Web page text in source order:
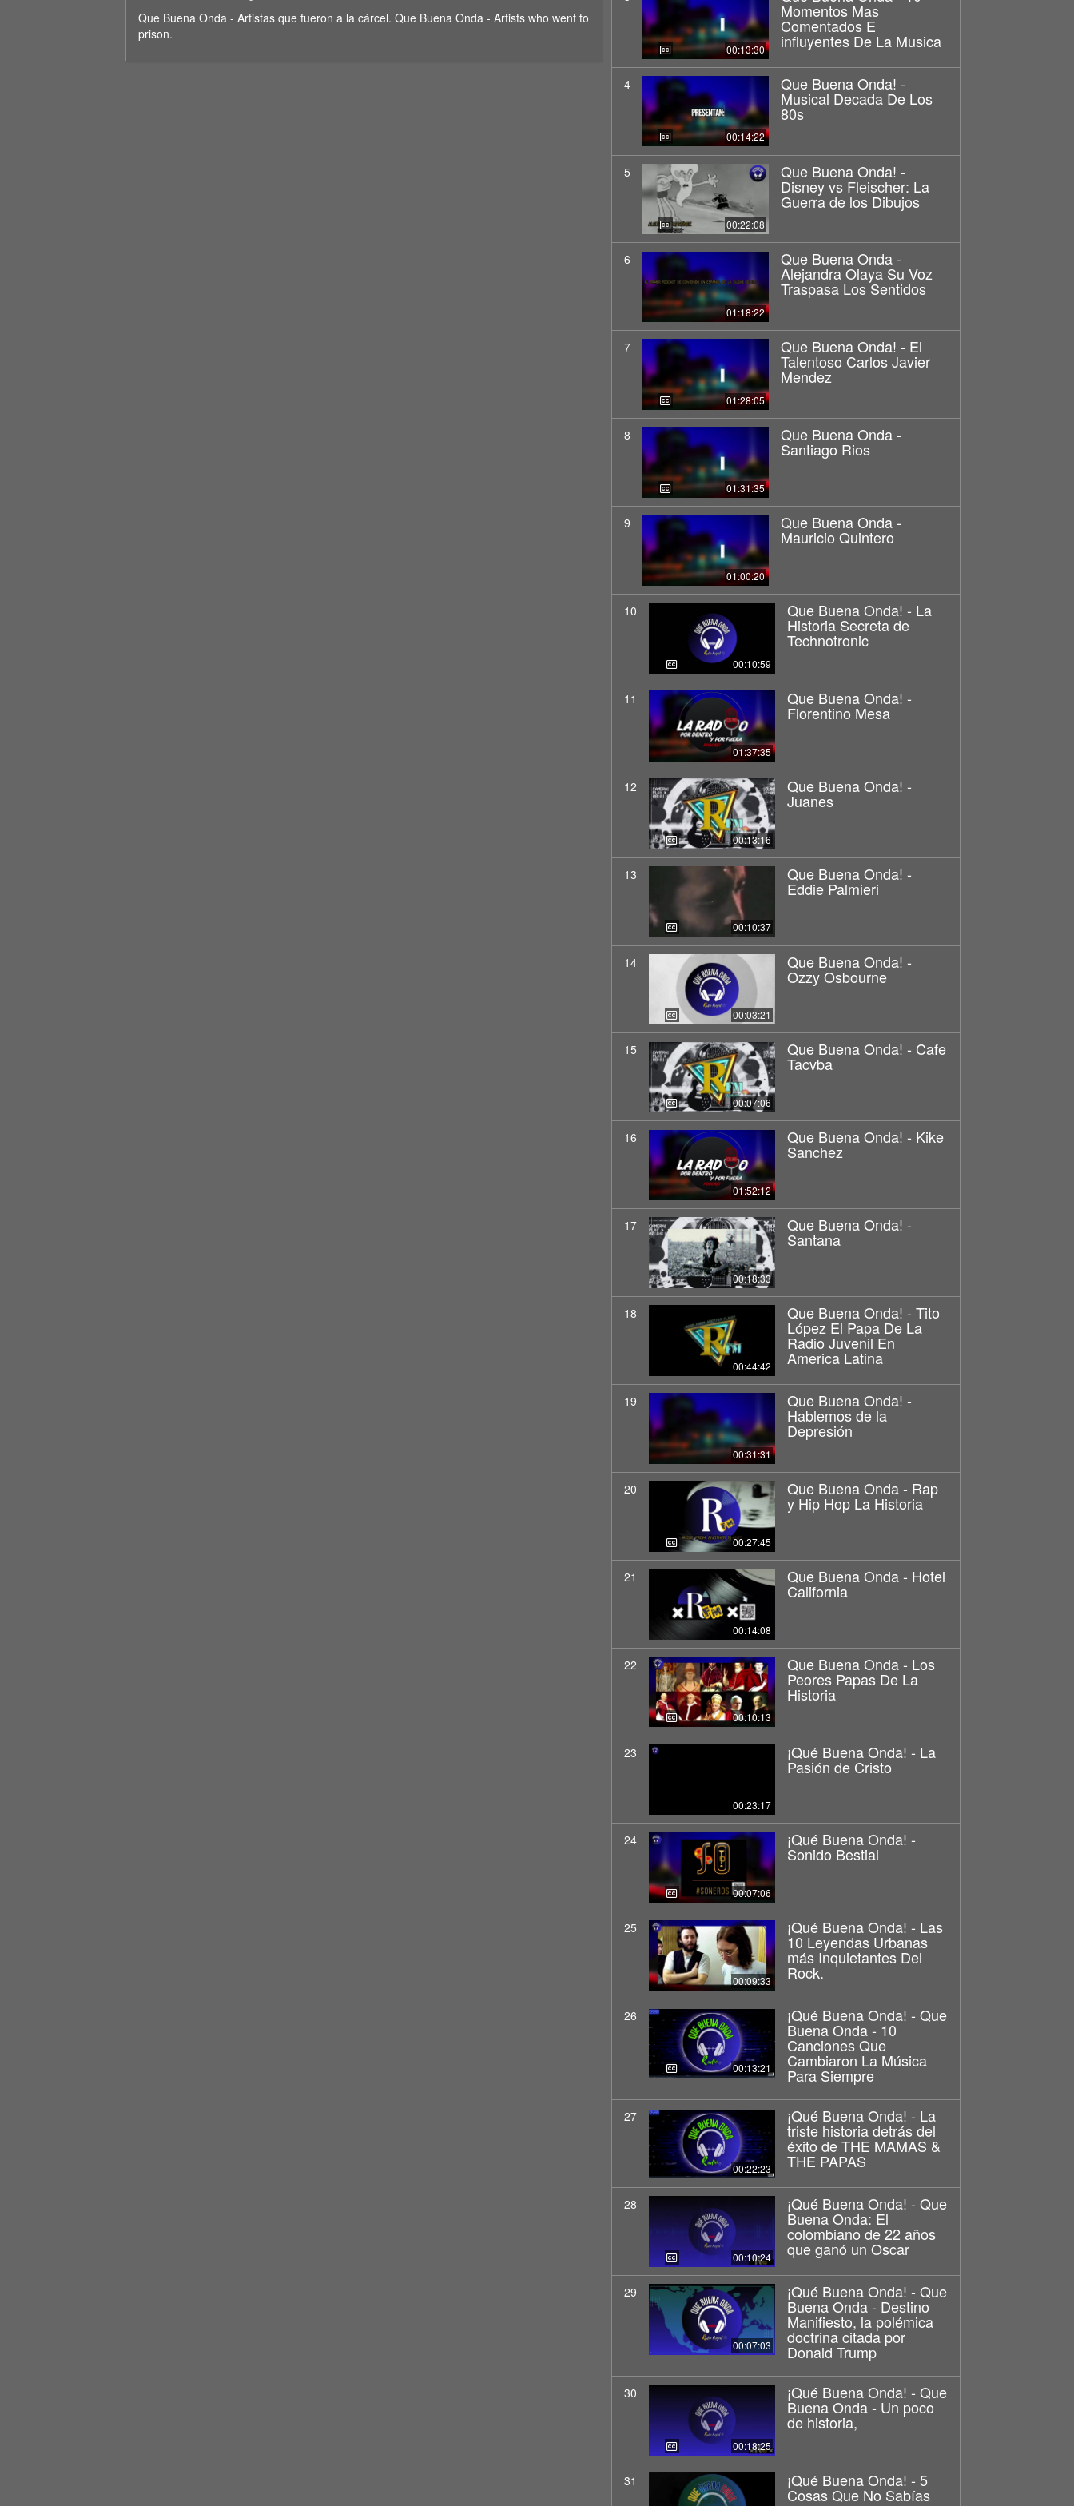
90%
Que Buena Onda - Artistas que fueron a la cárcel. Que Buena Onda - Artists who went to
prison.
00:13:30
Momentos Mas
Comentados E
influyentes De La Musica
4
00:14:22
Que Buena Onda! -
Musical Decada De Los
80s
5
00:22:08
Que Buena Onda! -
Disney vs Fleischer: La
Guerra de los Dibujos
6
01:18:22
Que Buena Onda -
Alejandra Olaya Su Voz
Traspasa Los Sentidos
7
01:28:05
Que Buena Onda! - El
Talentoso Carlos Javier
Mendez
8
01:31:35
Que Buena Onda -
Santiago Rios
9
01:00:20
Que Buena Onda -
Mauricio Quintero
10
00:10:59
Que Buena Onda! - La
Historia Secreta de
Technotronic
11
01:37:35
Que Buena Onda! -
Florentino Mesa
12
00:13:16
Que Buena Onda! -
Juanes
13
00:10:37
Que Buena Onda! -
Eddie Palmieri
14
00:03:21
Que Buena Onda! -
Ozzy Osbourne
15
00:07:06
Que Buena Onda! - Cafe
Tacvba
16
01:52:12
Que Buena Onda! - Kike
Sanchez
17
00:18:33
Que Buena Onda! -
Santana
18
00:44:42
Que Buena Onda! - Tito
López El Papa De La
Radio Juvenil En
America Latina
19
00:31:31
Que Buena Onda! -
Hablemos de la
Depresión
20
00:27:45
Que Buena Onda - Rap
y Hip Hop La Historia
21
00:14:08
Que Buena Onda - Hotel
California
22
00:10:13
Que Buena Onda - Los
Peores Papas De La
Historia
23
00:23:17
¡Qué Buena Onda! - La
Pasión de Cristo
24
00:07:06
¡Qué Buena Onda! -
Sonido Bestial
25
00:09:33
¡Qué Buena Onda! - Las
10 Leyendas Urbanas
más Inquietantes Del
Rock.
26
00:13:21
¡Qué Buena Onda! - Que
Buena Onda - 10
Canciones Que
Cambiaron La Música
Para Siempre
27
00:22:23
¡Qué Buena Onda! - La
triste historia detrás del
éxito de THE MAMAS &
THE PAPAS
28
00:10:24
¡Qué Buena Onda! - Que
Buena Onda: El
colombiano de 22 años
que ganó un Oscar
29
00:07:03
¡Qué Buena Onda! - Que
Buena Onda - Destino
Manifiesto, la polémica
doctrina citada por
Donald Trump
30
00:18:25
¡Qué Buena Onda! - Que
Buena Onda - Un poco
de historia,
31 ¡Qué Buena Onda! - 5
Cosas Que No Sabías